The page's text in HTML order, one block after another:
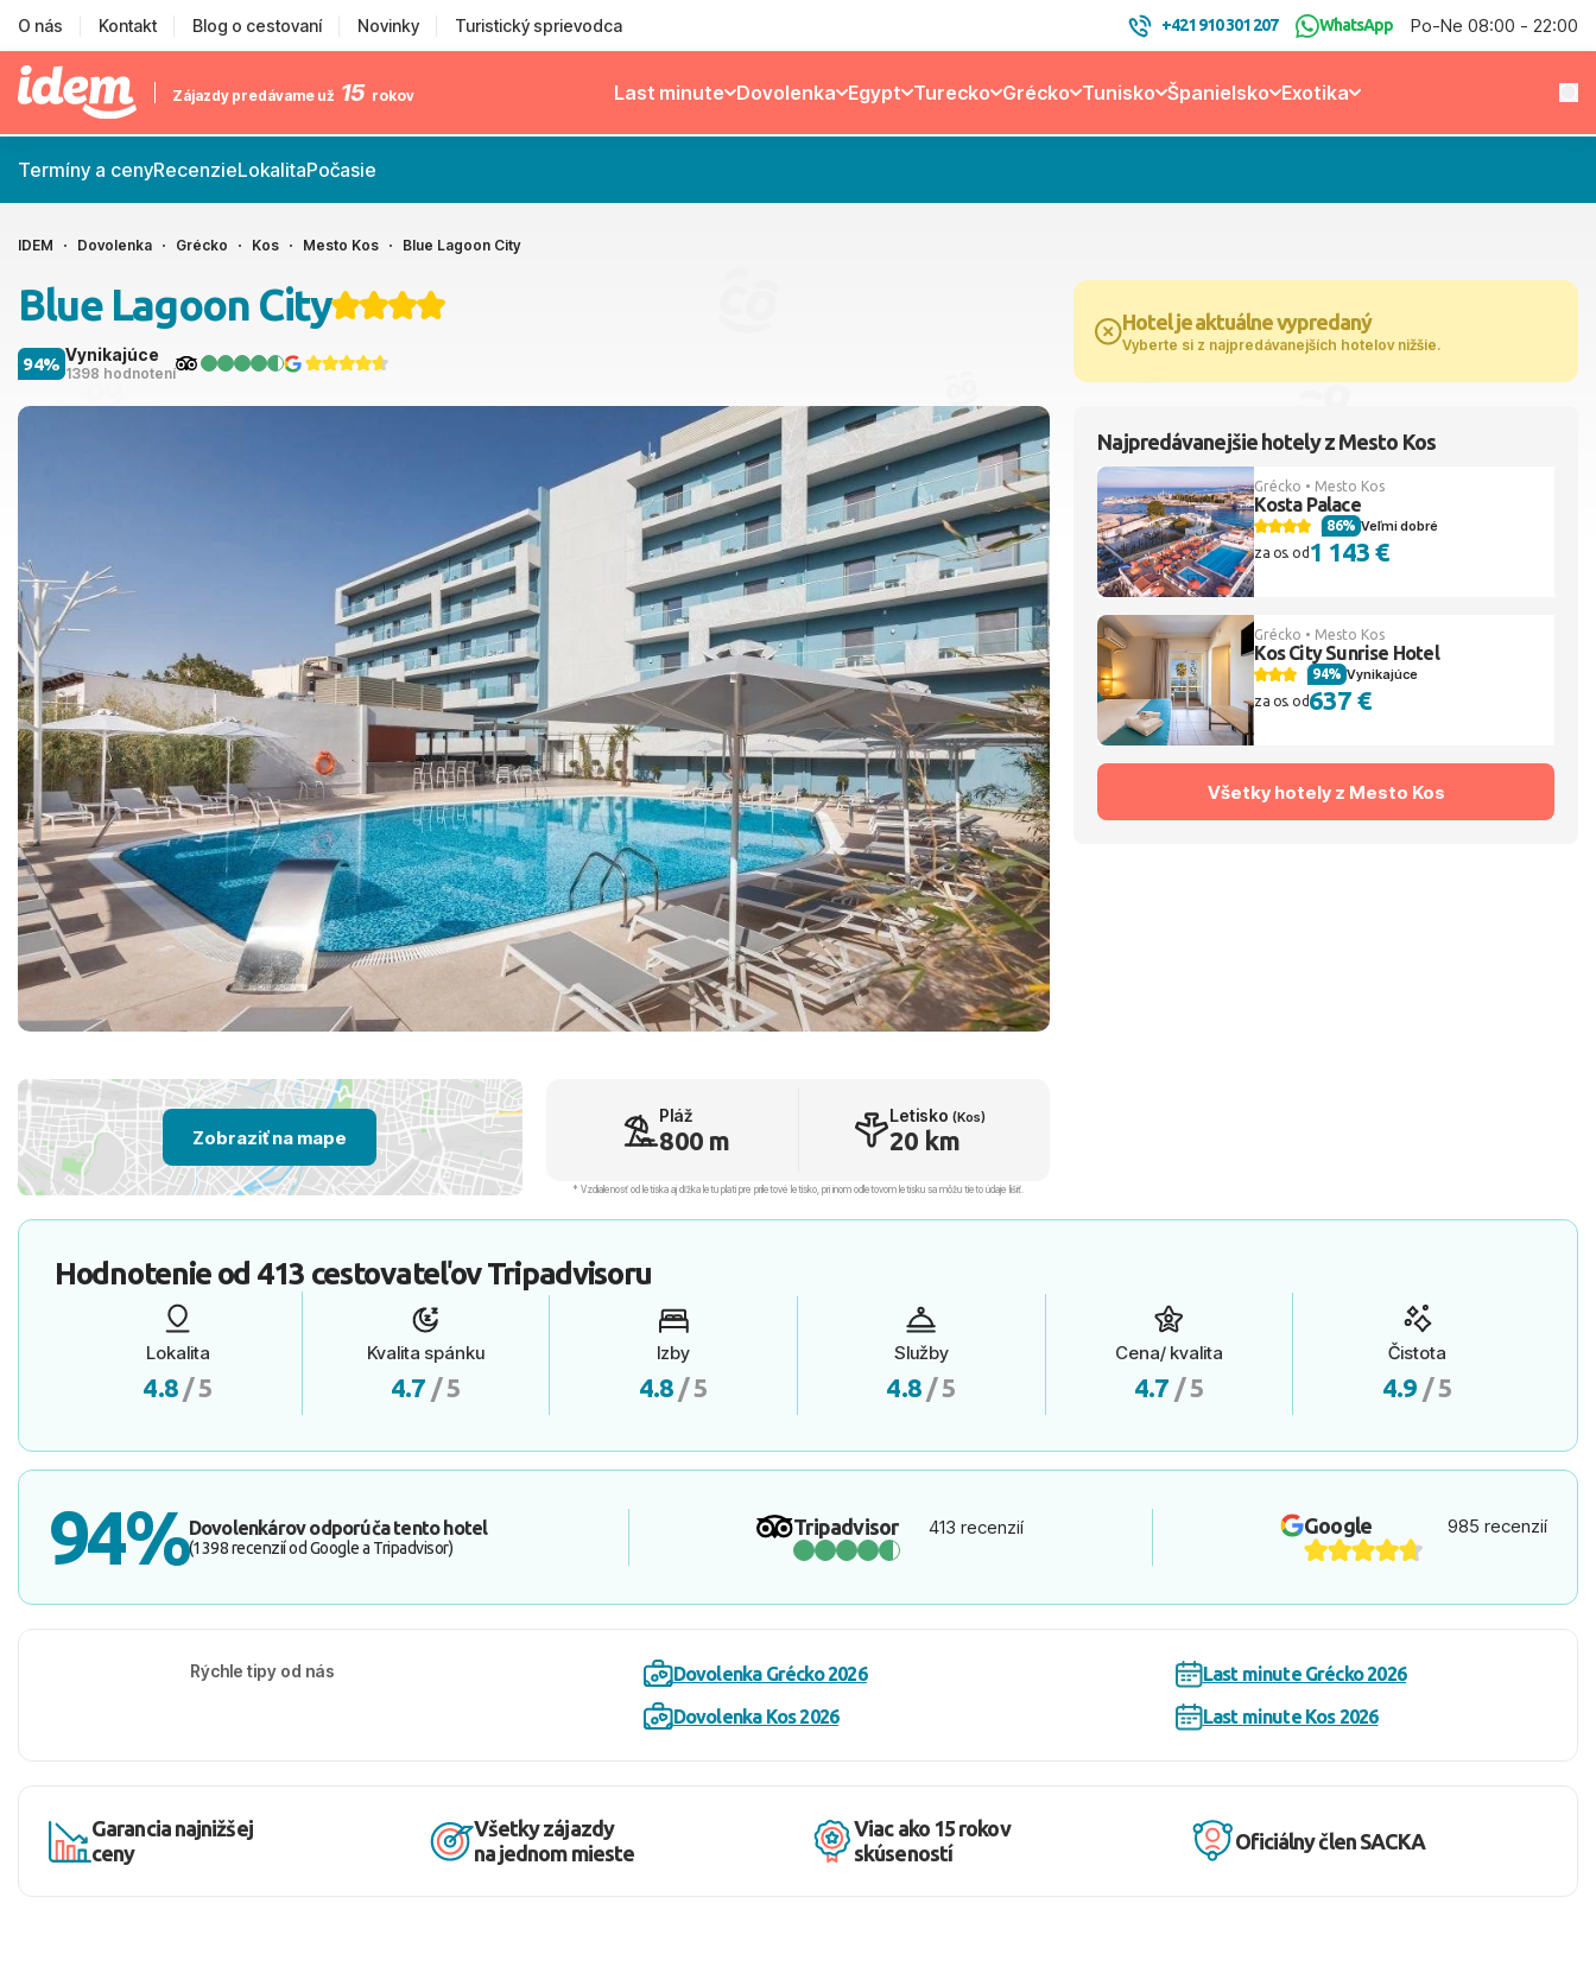
O nás Kontakt Blog o cestovaní Novinky Turistický sprievodca +421 910 301 207 WhatsApp Po-Ne 08:00 - 22:00
Zájazdy predávame už 15 rokov Last minute Dovolenka Egypt Turecko Grécko Tunisko Španielsko Exotika
Termíny a cenyRecenzieLokalitaPočasie
IDEM Dovolenka Grécko Kos Mesto Kos Blue Lagoon City
Blue Lagoon City
Vynikajúce
1398 hodnotení
94%
Hotel je aktuálne vypredaný
Vyberte si z najpredávanejších hotelov nižšie.
Najpredávanejšie hotely z Mesto Kos
Grécko • Mesto Kos
Kosta Palace
Veľmi dobré
86%
za os. od1 143 €
Grécko • Mesto Kos
Kos City Sunrise Hotel
Vynikajúce
94%
za os. od637 €
Všetky hotely z Mesto Kos
Zobraziť na mape
Pláž
800 m
Letisko(Kos)
20 km
* Vzdialenosť od letiska aj dľžka letu platí pre príletové letisko, pri inom odletovom letisku sa môžu tieto údaje líšiť.
Hodnotenie od 413 cestovateľovTripadvisoru
Lokalita
4.8 / 5
Kvalita spánku
4.7 / 5
Izby
4.8 / 5
Služby
4.8 / 5
Cena/ kvalita
4.7 / 5
Čistota
4.9 / 5
94%Dovolenkárov odporúča tento hotel
(1398 recenzií od Google a Tripadvisor)
Tripadvisor 413 recenzií Google 985 recenzií
Rýchle tipy od nás Dovolenka Grécko 2026
Last minute Grécko 2026
Dovolenka Kos 2026
Last minute Kos 2026
Garancia najnižšej
ceny
Všetky zájazdy
na jednom mieste
Viac ako 15 rokov
skúseností
Oficiálny člen SACKA